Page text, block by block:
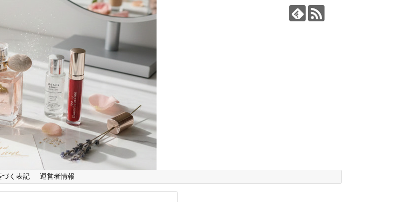
づく表記 運営者情報